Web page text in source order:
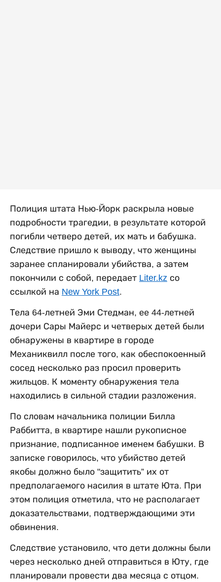
Полиция штата Нью-Йорк раскрыла новые
подробности трагедии, в результате которой
погибли четверо детей, их мать и бабушка.
Следствие пришло к выводу, что женщины
заранее спланировали убийства, а затем
покончили с собой, передает Liter.kz со
ссылкой на New York Post.
Тела 64-летней Эми Стедман, ее 44-летней
дочери Сары Майерс и четверых детей были
обнаружены в квартире в городе
Механиквилл после того, как обеспокоенный
сосед несколько раз просил проверить
жильцов. К моменту обнаружения тела
находились в сильной стадии разложения.
По словам начальника полиции Билла
Раббитта, в квартире нашли рукописное
признание, подписанное именем бабушки. В
записке говорилось, что убийство детей
якобы должно было "защитить” их от
предполагаемого насилия в штате Юта. При
этом полиция отметила, что не располагает
доказательствами, подтверждающими эти
обвинения.
Следствие установило, что дети должны были
через несколько дней отправиться в Юту, где
планировали провести два месяца с отцом.